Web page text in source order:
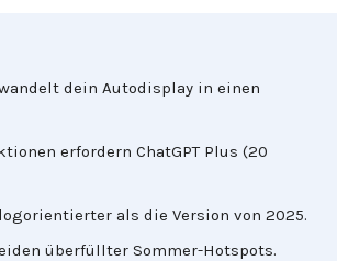
dein Autodisplay in einen
erfordern ChatGPT Plus (20
als die Version von 2025.
überfüllter Sommer-Hotspots.